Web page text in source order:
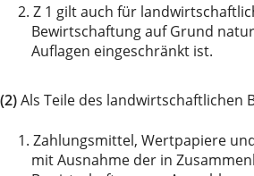
2. Z 1 gilt auch für
Bewirtschaftung auf Grund
Auflagen eingeschränkt ist.
(2)Als Teile des landwirtschaftlichen
1. Zahlungsmittel, Wertpapiere
mit Ausnahme der in